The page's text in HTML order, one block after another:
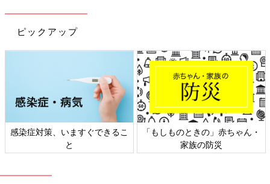
Instagramで話題になっている、セリアのミッ
キッチンに置いておくだけでテンションが上がりそうな、おしゃ
か？面倒に感じてしまいがちな料理も、セリアのキッチングッズ
を使って少しでも楽しいものにできると素敵ですよね。どれも
SNSで話題になっているアイテムばかりですので、ぜひお店でチ
ェックしてみてください。
※記事内容でご紹介している投稿、リンク先は、削除される場合
があります。あらかじめご了承ください。
ます。
ピックアップ
感染症対策、いますぐできるこ
と
「もしものときの」赤ちゃん・
家族の防災